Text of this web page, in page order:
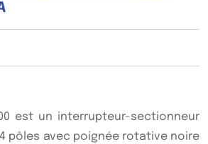
est un interrupteur-sectionneur
pôles avec poignée rotative noire